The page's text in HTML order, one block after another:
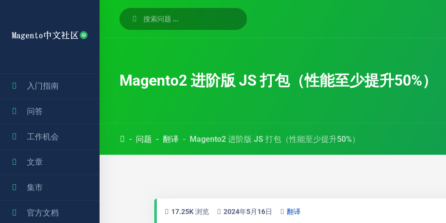
入门指南
问答
工作机会
文章
集市
官方文档
Magento2 进阶版 JS 打包（性能至少提升50%）
问题 翻译 Magento2 进阶版 JS 打包（性能至少提升50%）
17.25K 浏览 2024年5月16日 翻译